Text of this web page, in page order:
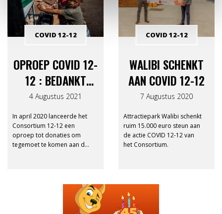
OPROEP COVID 12-
12 : BEDANKT
VOOR UW GIFTEN
4 Augustus 2021
In april 2020 lanceerde het
Consortium 12-12 een
oproep tot donaties om
tegemoet te komen aan de
COVID 12-12
WALIBI SCHENKT
AAN COVID 12-12
7 Augustus 2020
Attractiepark Walibi schenkt
ruim 15.000 euro steun aan
de actie COVID 12-12 van
het Consortium.
COVID 12-12